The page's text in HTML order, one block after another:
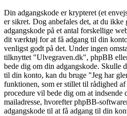
Din adgangskode er krypteret (et
er sikret. Dog anbefales det, at du ikke
adgangskode på et antal forskellige
dit værktøj for at få adgang til din
venligst godt på det. Under ingen
tilknyttet "Ulvegraven.dk", phpBB
bede dig om din adgangskode. Skulle
til din konto, kan du bruge "Jeg har
funktionen, som er stillet til rådighed
procedure vil bede dig om at indsende
mailadresse, hvorefter phpBB-
adgangskode til at få adgang til din